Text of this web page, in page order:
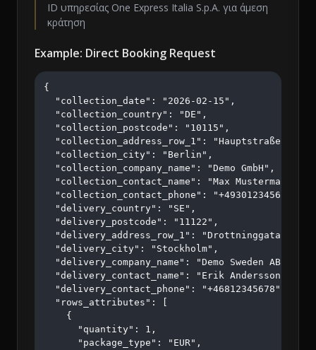
ID υπηρεσίας One Express Italia S.p.A. για άμεση
κράτηση
Example: Direct Booking Request
{
  "collection_date": "2026-02-15",
  "collection_country": "DE",
  "collection_postcode": "10115",
  "collection_address_row_1": "Hauptstraße 123",
  "collection_city": "Berlin",
  "collection_company_name": "Demo GmbH",
  "collection_contact_name": "Max Mustermann",
  "collection_contact_phone": "+4930123456",
  "delivery_country": "SE",
  "delivery_postcode": "11122",
  "delivery_address_row_1": "Drottninggatan 45",
  "delivery_city": "Stockholm",
  "delivery_company_name": "Demo Sweden AB",
  "delivery_contact_name": "Erik Andersson",
  "delivery_contact_phone": "+46812345678",
  "rows_attributes": [
    {
      "quantity": 1,
      "package_type": "EUR",